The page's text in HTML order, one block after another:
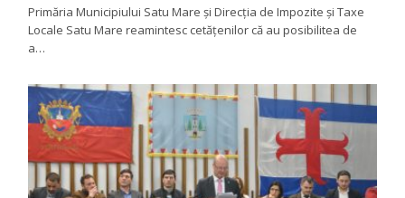
Primăria Municipiului Satu Mare și Direcția de Impozite și Taxe
Locale Satu Mare reamintesc cetățenilor că au posibilitea de
a…